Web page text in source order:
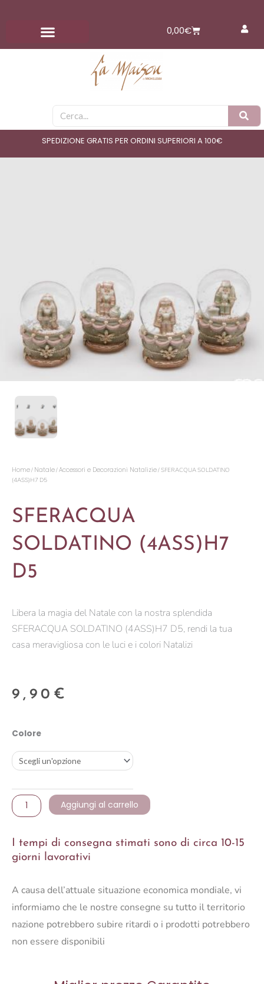
contenuto
0,00€Carrello
Cerca
SPEDIZIONE GRATIS PER ORDINI SUPERIORI A 100€
Home/ Natale/Accessori e Decorazioni Natalizie/ SFERACQUA SOLDATINO
(4ASS)H7 D5
SFERACQUA
SOLDATINO (4ASS)H7
D5
Libera la magia del Natale con la nostra splendida
SFERACQUA SOLDATINO (4ASS)H7 D5, rendi la tua
casa meravigliosa con le luci e i colori Natalizi
9,90 €
Colore
SFERACQUA
(4ASS)H7
D5
quantità
Aggiungi al carrello
I tempi di consegna stimati sono di circa 10-15
giorni lavorativi
A causa dell’attuale situazione economica mondiale, vi
informiamo che le nostre consegne su tutto il territorio
nazione potrebbero subire ritardi o i prodotti potrebbero
non essere disponibili